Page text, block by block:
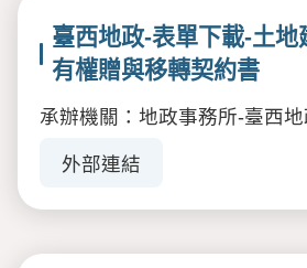
臺西地政-表單下載-土地
有權贈與移轉契約書
承辦機關：地政事務所-臺西地
外部連結